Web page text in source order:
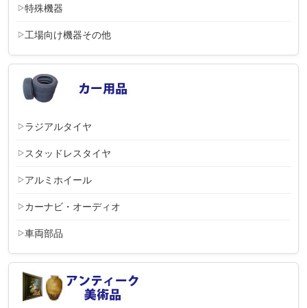
特殊機器
工場向け機器その他
ラジアルタイヤ
スタッドレスタイヤ
アルミホイール
カーナビ・オーディオ
車両部品